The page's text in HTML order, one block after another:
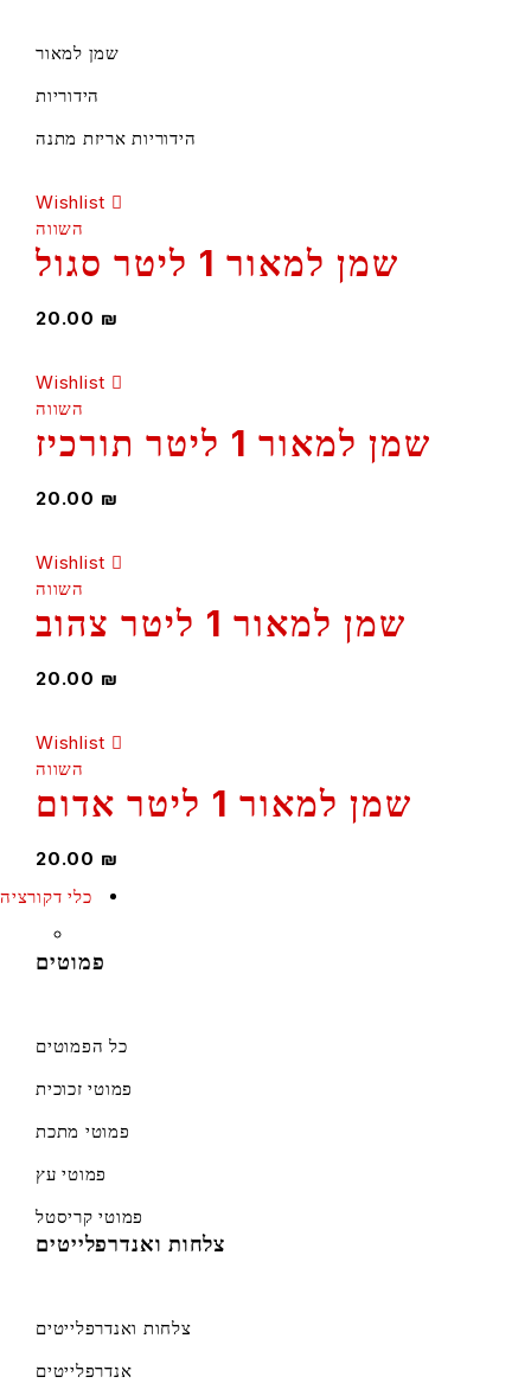
שמן למאור
הידוריות
הידוריות אריזת מתנה
Wishlist
השווה
שמן למאור 1 ליטר סגול
20.00
Wishlist
השווה
שמן למאור 1 ליטר תורכיז
20.00
Wishlist
השווה
שמן למאור 1 ליטר צהוב
20.00
Wishlist
השווה
שמן למאור 1 ליטר אדום
20.00
כלי דקורציה
פמוטים
כל הפמוטים
פמוטי זכוכית
פמוטי מתכת
פמוטי עץ
פמוטי קריסטל
צלחות ואנדרפלייטים
צלחות ואנדרפלייטים
אנדרפלייטים